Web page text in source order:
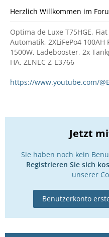
Herzlich Willkommen im
Optima de Luxe T75HGE,
Automatik, 2XLiFePo4 100AH
1500W, Ladebooster, 2x
HA, ZENEC Z-E3766
https://www.youtube.com/
Jetzt
Sie haben noch kein
Registrieren Sie sich
unserer
Benutzerkonto